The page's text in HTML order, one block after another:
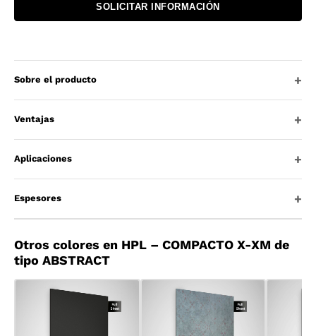
SOLICITAR INFORMACIÓN
Sobre el producto
Ventajas
Aplicaciones
Espesores
Otros colores en HPL – COMPACTO X-XM de
tipo ABSTRACT